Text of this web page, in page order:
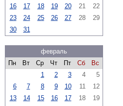
16
17 18 19 20 21
22
23
24 25 26 27 28
29
30
31
февраль
Пн
Вт Ср Чт Пт Сб
Вс
1
2 3 4
5
6
7 8 9 10 11
12
13
14 15 16 17 18 19